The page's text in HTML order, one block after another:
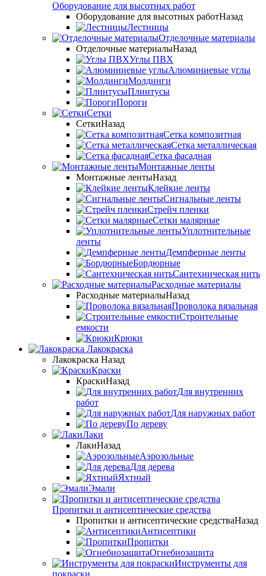
Оборудование для высотных работ
Оборудование для высотных работНазад
Лестницы
Отделочные материалы
Отделочные материалыНазад
Углы ПВХ
Алюминиевые углы
Молдинги
Плинтусы
Пороги
Сетки
СеткиНазад
Сетка композитная
Сетка металлическая
Сетка фасадная
Монтажные ленты
Монтажные лентыНазад
Клейкие ленты
Сигнальные ленты
Стрейч пленки
Сетки малярные
Уплотнительные
ленты
Демпферные ленты
Бордюрные
Сантехническая нить
Расходные материалы
Расходные материалыНазад
Проволока вязальная
Строительные
емкости
Крюки
Лакокраска
Лакокраска Назад
Краски
КраскиНазад
Для внутренних
работ
Для наружных работ
По дереву
Лаки
ЛакиНазад
Аэрозольные
Для дерева
Яхтный
Эмали
Пропитки и антисептические средства
Пропитки и антисептические средстваНазад
Антисептики
Пропитки
Огнебиозащита
Инструменты для
покраски